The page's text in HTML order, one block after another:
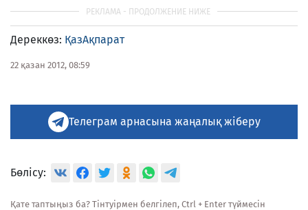
Дереккөз: ҚазАқпарат
22 қазан 2012, 08:59
Телеграм арнасына жаңалық жіберу
Бөлісу:
Қате таптыңыз ба? Тінтуірмен белгілеп, Ctrl + Enter түймесін